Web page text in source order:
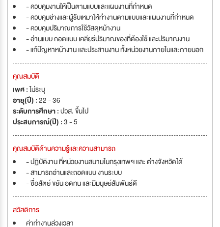
- ควบคุมงานให้เป็นตามแบบและแผนงานที่กำหนด
- ควบคุมช่างและผู้รับเหมาให้ทำงานตามแบบและแผนงานที่กำหนด
- ควบคุมปริมาณการใช้วัสดุหน้างาน
- อ่านแบบ ถอดแบบ เคลียร์ปริมาณของที่ต้องใช้ และปริมาณงาน
- แก้ปัญหาหน้างาน และประสานงาน ทั้งหน่วยงานภายในและภายนอก
คุณสมบัติ
เพศ :ไม่ระบุ
อายุ(ปี) :22 - 36
ระดับการศึกษา :ปวส. ขึ้นไป
ประสบการณ์(ปี) :3 - 5
คุณสมบัติด้านความรู้และความสามารถ
- ปฏิบัติงาน ที่หน่วยงานสนามในกรุงเทพฯ และ ต่างจังหวัดได้
- สามารถอ่านและถอดแบบ งานระบบ
- ซื่อสัตย์ ขยัน อดทน และมีมนุษย์สัมพันธ์ดี
สวัสดิการ
ค่าทำงานล่วงเวลา